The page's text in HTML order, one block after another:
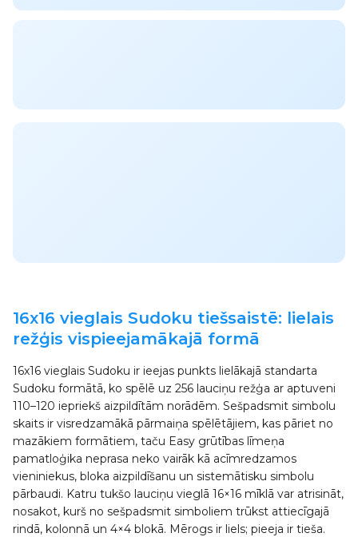
16x16 vieglais Sudoku tiešsaistē: lielais
režģis vispieejamākajā formā
16x16 vieglais Sudoku ir ieejas punkts lielākajā standarta
Sudoku formātā, ko spēlē uz 256 lauciņu režģa ar aptuveni
110–120 iepriekš aizpildītām norādēm. Sešpadsmit simbolu
skaits ir visredzamākā pārmaiņa spēlētājiem, kas pāriet no
mazākiem formātiem, taču Easy grūtības līmeņa
pamatloģika neprasa neko vairāk kā acīmredzamos
vieniniekus, bloka aizpildīšanu un sistemātisku simbolu
pārbaudi. Katru tukšo lauciņu vieglā 16×16 mīklā var atrisināt,
nosakot, kurš no sešpadsmit simboliem trūkst attiecīgajā
rindā, kolonnā un 4×4 blokā. Mērogs ir liels; pieeja ir tieša.